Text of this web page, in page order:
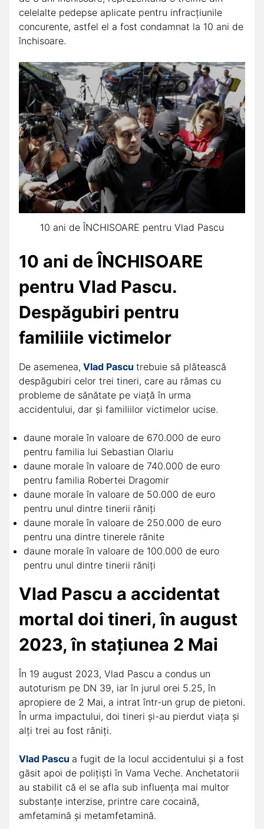
celelalte pedepse aplicate pentru infracţiunile
concurente, astfel el a fost condamnat la 10 ani de
închisoare.
10 ani de ÎNCHISOARE pentru Vlad Pascu
10 ani de ÎNCHISOARE
pentru Vlad Pascu.
Despăgubiri pentru
familiile victimelor
De asemenea, Vlad Pascu trebuie să plătească
despăgubiri celor trei tineri, care au rămas cu
probleme de sănătate pe viață în urma
accidentului, dar și familiilor victimelor ucise.
daune morale în valoare de 670.000 de euro
pentru familia lui Sebastian Olariu
daune morale în valoare de 740.000 de euro
pentru familia Robertei Dragomir
daune morale în valoare de 50.000 de euro
pentru unul dintre tinerii răniți
daune morale în valoare de 250.000 de euro
pentru una dintre tinerele rănite
daune morale în valoare de 100.000 de euro
pentru unul dintre tinerii răniți
Vlad Pascu a accidentat
mortal doi tineri, în august
2023, în stațiunea 2 Mai
În 19 august 2023, Vlad Pascu a condus un
autoturism pe DN 39, iar în jurul orei 5.25, în
apropiere de 2 Mai, a intrat într-un grup de pietoni.
În urma impactului, doi tineri şi-au pierdut viaţa şi
alţi trei au fost răniţi.
Vlad Pascu a fugit de la locul accidentului şi a fost
găsit apoi de poliţişti în Vama Veche. Anchetatorii
au stabilit că el se afla sub influenţa mai multor
substanţe interzise, printre care cocaină,
amfetamină şi metamfetamină.